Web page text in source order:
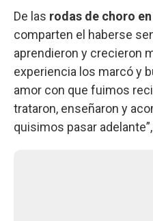
De las rodas de choro en
comparten el haberse
aprendieron y crecieron
experiencia los marcó y
amor con que fuimos
trataron, enseñaron y
quisimos pasar